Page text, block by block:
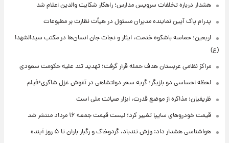
هشدار درباره تخلفات سرویس مدارس؛ راهکار شکایت والدین اعلام شد
پدرام پاک آیین نماینده مدیران مسئول در هیأت نظارت بر مطبوعات
اربعین؛ حماسه باشکوه خدمت، ایثار و نجات جان انسان‌ها در مکتب سیدالشهدا
(ع)
مراکز نظامی عربستان هدف حمله قرار گرفت؛ تهدید تند علیه حکومت سعودی
لحظه احساسی دو بازیگر؛ گریه سحر دولتشاهی در آغوش غزل شاکری+فیلم
ظریفیان: مذاکره از موضع قدرت، ابزار صیانت ملی است
قیمت خودروهای سایپا تغییر کرد؛ لیست قیمت جمعه ۱۶ مرداد منتشر شد
هواشناسی هشدار داد: وزش تندباد، گردوخاک و رگبار باران تا ۵ روز آینده